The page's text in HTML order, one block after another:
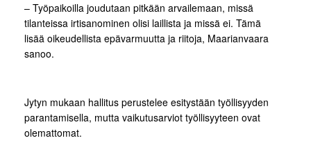
– Työpaikoilla joudutaan pitkään arvailemaan, missä
tilanteissa irtisanominen olisi laillista ja missä ei. Tämä
lisää oikeudellista epävarmuutta ja riitoja, Maarianvaara
sanoo.
Jytyn mukaan hallitus perustelee esitystään työllisyyden
parantamisella, mutta vaikutusarviot työllisyyteen ovat
olemattomat.